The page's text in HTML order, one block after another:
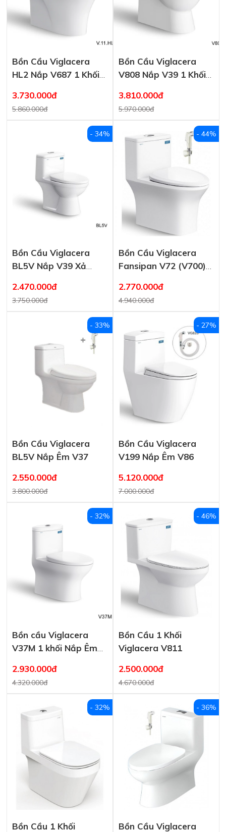
Bồn Cầu Viglacera
HL2 Nắp V687 1 Khối
3.730.000đ
5.860.000đ
Bồn Cầu Viglacera
V808 Nắp V39 1 Khối
3.810.000đ
5.970.000đ
Bồn Cầu Viglacera
BL5V Nắp V39 Xả
2.470.000đ
3.750.000đ
- 34%
Bồn Cầu Viglacera
Fansipan V72 (V700)
2.770.000đ
4.940.000đ
- 44%
Bồn Cầu Viglacera
BL5V Nắp Êm V37
2.550.000đ
3.800.000đ
- 33%
Bồn Cầu Viglacera
V199 Nắp Êm V86
5.120.000đ
7.000.000đ
- 27%
Bồn cầu Viglacera
V37M 1 khối Nắp Êm
2.930.000đ
4.320.000đ
- 32%
Bồn Cầu 1 Khối
Viglacera V811
2.500.000đ
4.670.000đ
- 46%
Bồn Cầu 1 Khối
- 32%
Bồn Cầu Viglacera
- 36%